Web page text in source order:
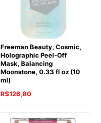
Freeman Beauty, Cosmic,
Holographic Peel-Off
Mask, Balancing
Moonstone, 0.33 fl oz (10
ml)
R$126,80